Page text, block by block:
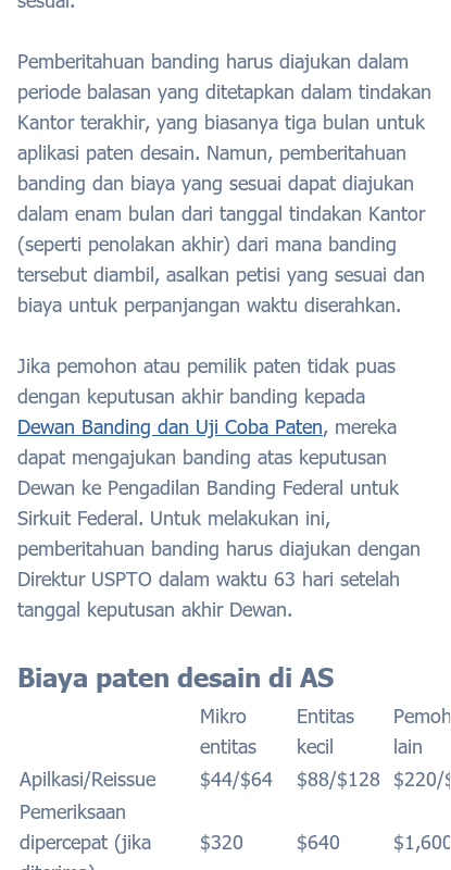
Pemberitahuan banding harus diajukan dalam
periode balasan yang ditetapkan dalam tindakan
Kantor terakhir, yang biasanya tiga bulan untuk
aplikasi paten desain. Namun, pemberitahuan
banding dan biaya yang sesuai dapat diajukan
dalam enam bulan dari tanggal tindakan Kantor
(seperti penolakan akhir) dari mana banding
tersebut diambil, asalkan petisi yang sesuai dan
biaya untuk perpanjangan waktu diserahkan.
Jika pemohon atau pemilik paten tidak puas
dengan keputusan akhir banding kepada
Dewan Banding dan Uji Coba Paten, mereka
dapat mengajukan banding atas keputusan
Dewan ke Pengadilan Banding Federal untuk
Sirkuit Federal. Untuk melakukan ini,
pemberitahuan banding harus diajukan dengan
Direktur USPTO dalam waktu 63 hari setelah
tanggal keputusan akhir Dewan.
Biaya paten desain di AS
Mikro
entitas
Entitas
kecil
lain
Apilkasi/Reissue
$44/$64 $88/$128
$220/
Pemeriksaan
dipercepat (jika
$320 $640 $1,600